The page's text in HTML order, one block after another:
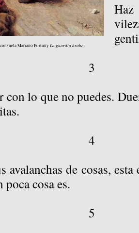
Mariano Fortuny La guardia árabe.
Haz
3
con lo que no puedes.
4
avalanchas de cosas,
cosa es.
5